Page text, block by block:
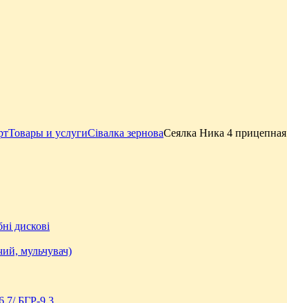
Товары и услугиСівалка зерноваСеялка Ника 4 прицепная
дискові
мульчувач)
БГР-9.3